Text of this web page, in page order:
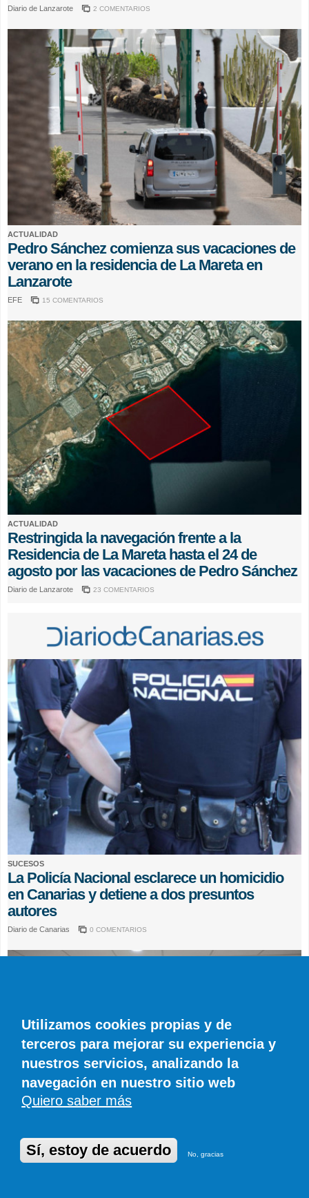
Diario de Lanzarote 2 COMENTARIOS
ACTUALIDAD
Pedro Sánchez comienza sus vacaciones de
verano en la residencia de La Mareta en
Lanzarote
EFE 15 COMENTARIOS
ACTUALIDAD
Restringida la navegación frente a la
Residencia de La Mareta hasta el 24 de
agosto por las vacaciones de Pedro Sánchez
Diario de Lanzarote 23 COMENTARIOS
SUCESOS
La Policía Nacional esclarece un homicidio
en Canarias y detiene a dos presuntos
autores
Diario de Canarias 0 COMENTARIOS
ACTUALIDAD
Utilizamos cookies propias y de
terceros para mejorar su experiencia y
nuestros servicios, analizando la
navegación en nuestro sitio web
Quiero saber más
Sí, estoy de acuerdo No, gracias